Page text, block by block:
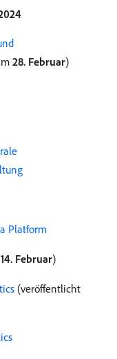
28. Februar)
Platform
14. Februar)
(veröffentlicht